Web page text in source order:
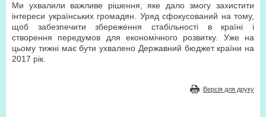
Ми ухвалили важливе рішення, яке дало змогу захистити
інтереси українських громадян. Уряд сфокусований на тому,
щоб забезпечити збереження стабільності в країні і
створення передумов для економічного розвитку. Уже на
цьому тижні має бути ухвалено Державний бюджет країни на
2017 рік.
Версія для друку